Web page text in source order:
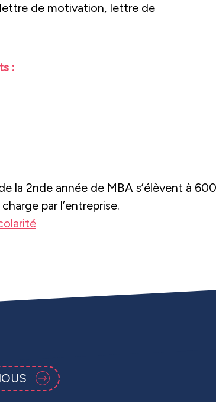
de motivation, lettre de
:
la 2nde année de MBA s’élèvent à
par l’entreprise.